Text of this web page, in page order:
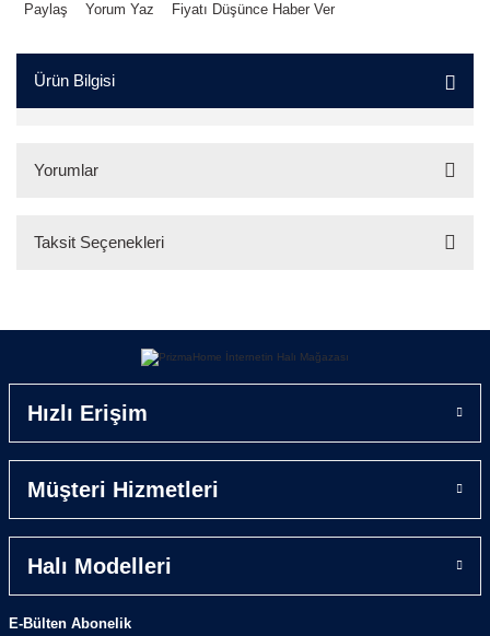
Paylaş Yorum Yaz Fiyatı Düşünce Haber Ver
Ürün Bilgisi
Yorumlar
Yorum Yaz
Taksit Seçenekleri
Hızlı Erişim
Müşteri Hizmetleri
Halı Modelleri
E-Bülten Abonelik